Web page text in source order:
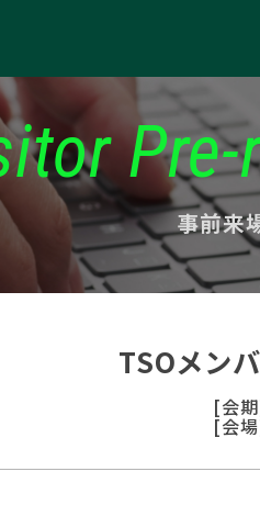
事前来
TSOメン
[会
[会